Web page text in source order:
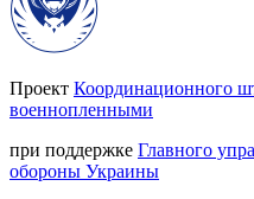
Проект Координационного
военнопленными
при поддержке Главного
обороны Украины